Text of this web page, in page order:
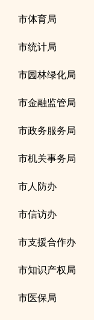
市体育局
市统计局
市园林绿化局
市金融监管局
市政务服务局
市机关事务局
市人防办
市信访办
市支援合作办
市知识产权局
市医保局